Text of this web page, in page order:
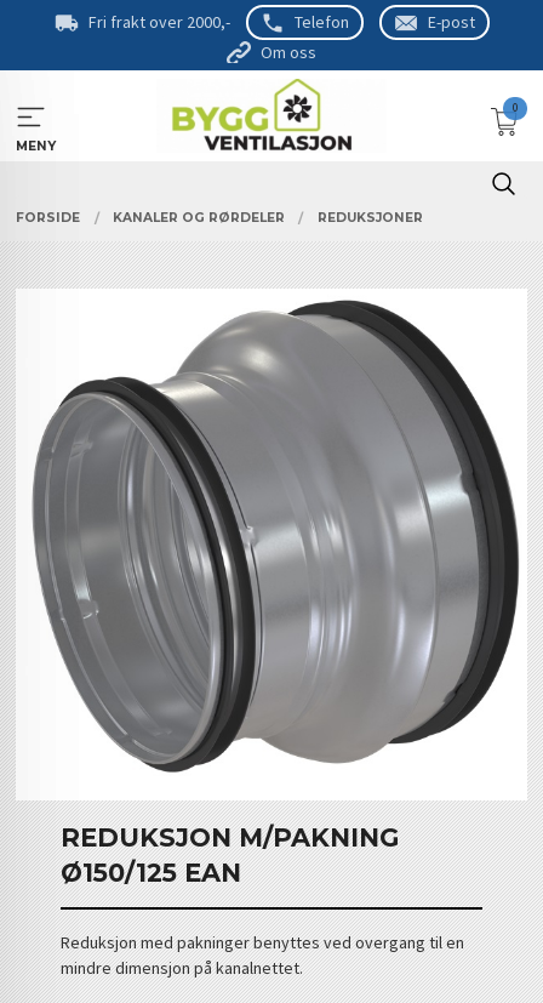
Fri frakt over 2000,- Telefon
E-post
Om oss
MENY
0
FORSIDE KANALER OG RØRDELER REDUKSJONER
REDUKSJON M/PAKNING
Ø150/125 EAN
Reduksjon med pakninger benyttes ved overgang til en
mindre dimensjon på kanalnettet.